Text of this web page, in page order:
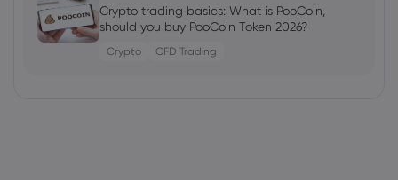
Crypto trading basics: What is PooCoin,
should you buy PooCoin Token 2026?
Crypto CFD Trading